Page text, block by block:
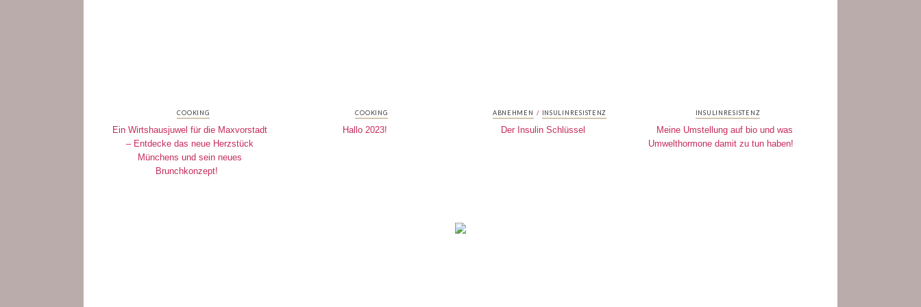
COOKING
Ein Wirtshausjuwel für die Maxvorstadt
– Entdecke das neue Herzstück
Münchens und sein neues
Brunchkonzept!
COOKING
Hallo 2023!
ABNEHMEN / INSULINRESISTENZ
Der Insulin Schlüssel
INSULINRESISTENZ
Meine Umstellung auf bio und was
Umwelthormone damit zu tun haben!